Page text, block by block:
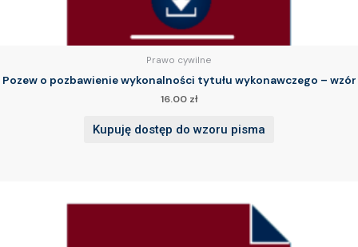
Prawo cywilne
Pozew o pozbawienie wykonalności tytułu wykonawczego – wzór
16.00 zł
Kupuję dostęp do wzoru pisma